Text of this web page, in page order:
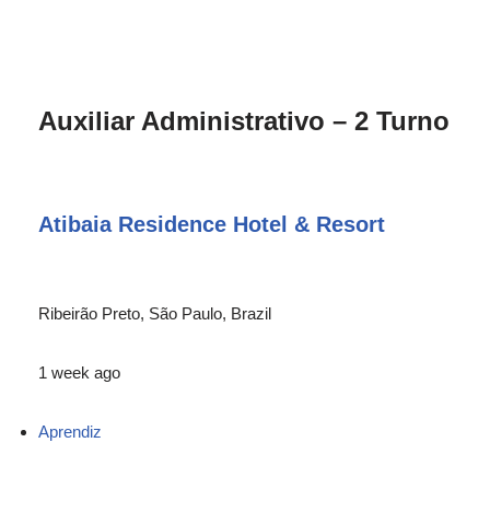
Auxiliar Administrativo – 2 Turno
Atibaia Residence Hotel & Resort
Ribeirão Preto, São Paulo, Brazil
1 week ago
Aprendiz